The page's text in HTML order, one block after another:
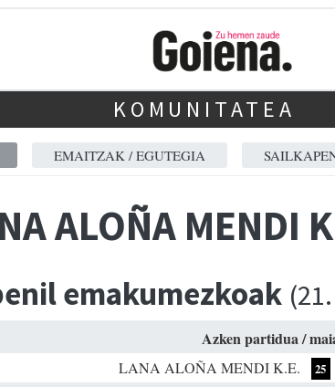
KOMUNITATEA
EMAITZAK / EGUTEGIA
ALOÑA MENDI
emakumezkoak
Azken partidua /
LANA ALOÑA MENDI K.E. 25